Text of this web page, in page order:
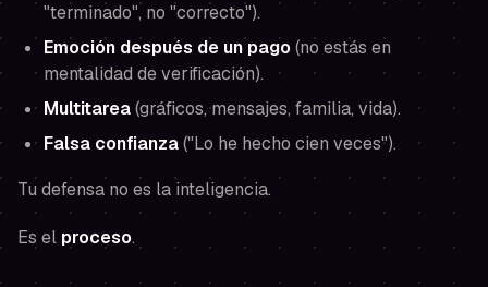
"terminado", no "correcto").
Emoción después de un pago(no estás en
mentalidad de verificación).
Multitarea(gráficos, mensajes, familia, vida).
Falsa confianza("Lo he hecho cien veces").
Tu defensa no es la inteligencia.
Es el proceso.